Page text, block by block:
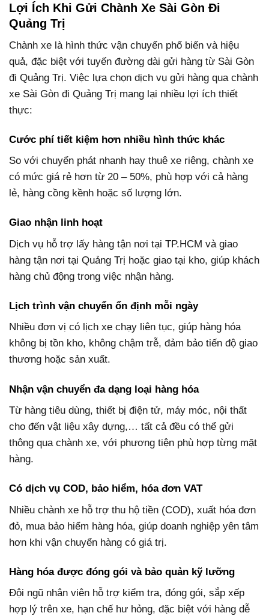
Lợi Ích Khi Gửi Chành Xe Sài Gòn Đi
Quảng Trị
Chành xe là hình thức vận chuyển phổ biến và hiệu
quả, đặc biệt với tuyến đường dài gửi hàng từ Sài Gòn
đi Quảng Trị. Việc lựa chọn dịch vụ gửi hàng qua chành
xe Sài Gòn đi Quảng Trị mang lại nhiều lợi ích thiết
thực:
Cước phí tiết kiệm hơn nhiều hình thức khác
So với chuyển phát nhanh hay thuê xe riêng, chành xe
có mức giá rẻ hơn từ 20 – 50%, phù hợp với cả hàng
lẻ, hàng cồng kềnh hoặc số lượng lớn.
Giao nhận linh hoạt
Dịch vụ hỗ trợ lấy hàng tận nơi tại TP.HCM và giao
hàng tận nơi tại Quảng Trị hoặc giao tại kho, giúp khách
hàng chủ động trong việc nhận hàng.
Lịch trình vận chuyển ổn định mỗi ngày
Nhiều đơn vị có lịch xe chạy liên tục, giúp hàng hóa
không bị tồn kho, không chậm trễ, đảm bảo tiến độ giao
thương hoặc sản xuất.
Nhận vận chuyển đa dạng loại hàng hóa
Từ hàng tiêu dùng, thiết bị điện tử, máy móc, nội thất
cho đến vật liệu xây dựng,… tất cả đều có thể gửi
thông qua chành xe, với phương tiện phù hợp từng mặt
hàng.
Có dịch vụ COD, bảo hiểm, hóa đơn VAT
Nhiều chành xe hỗ trợ thu hộ tiền (COD), xuất hóa đơn
đỏ, mua bảo hiểm hàng hóa, giúp doanh nghiệp yên tâm
hơn khi vận chuyển hàng có giá trị.
Hàng hóa được đóng gói và bảo quản kỹ lưỡng
Đội ngũ nhân viên hỗ trợ kiểm tra, đóng gói, sắp xếp
hợp lý trên xe, hạn chế hư hỏng, đặc biệt với hàng dễ